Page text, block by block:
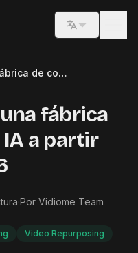
Switch
Cómo construir una fábrica de contenido de IA a partir de vídeo en 2026
fábrica
a partir
·Por Vidiome Team
Video Repurposing